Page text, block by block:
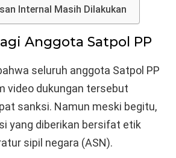
Internal Masih Dilakukan
Anggota Satpol PP
seluruh anggota Satpol PP
video dukungan tersebut
sanksi. Namun meski begitu,
yang diberikan bersifat etik
sipil negara (ASN).